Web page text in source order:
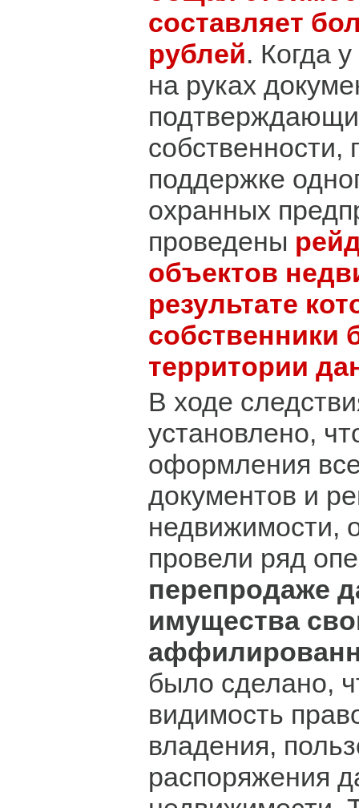
составляет
рублей. Когда
на руках
собственности,
поддержке
охранных
проведены
объектов
результате
собственники
территории
В ходе
установлено,
оформления
документов и
недвижимости,
провели ряд
перепродаже
имущества
было сделано,
видимость
владения,
распоряжения